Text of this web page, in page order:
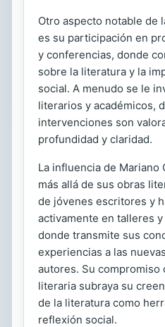
Otro aspecto notable de
es su participación en
y conferencias, donde
sobre la literatura y la
social. A menudo se le
literarios y académicos,
intervenciones son
profundidad y claridad.
La influencia de Mariano
más allá de sus obras
de jóvenes escritores y
activamente en talleres
donde transmite sus
experiencias a las
autores. Su compromiso
literaria subraya su
de la literatura como
reflexión social.